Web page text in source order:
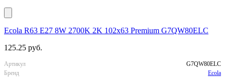
Ecola R63 E27 8W 2700K 2K 102x63 Premium G7QW80ELC
125.25 руб.
Артикул
G7QW80ELC
Бренд
Ecola